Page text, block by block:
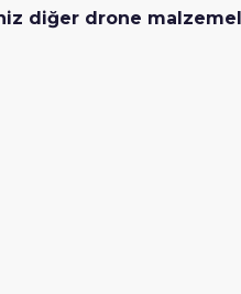
diğer drone